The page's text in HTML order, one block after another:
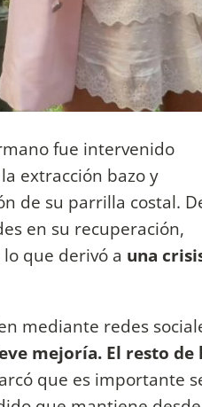
fue intervenido
extracción bazo y
de su parrilla costal.
en su recuperación,
que derivó a una
mediante redes
mejoría. El resto de
que es importante